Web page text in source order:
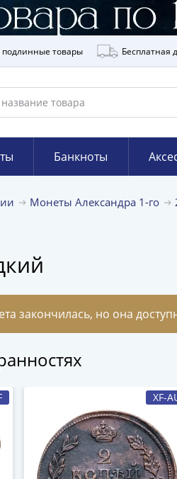
подлинные товары Бесплатная
Банкноты
Монеты Александра 1-го
XF-